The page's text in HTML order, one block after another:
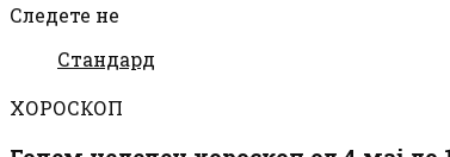
Следете не
Стандард
ХОРОСКОП